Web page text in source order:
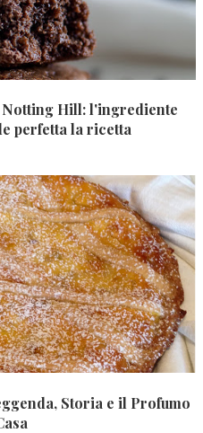
Hill: l'ingrediente
perfetta la ricetta
Storia e il Profumo